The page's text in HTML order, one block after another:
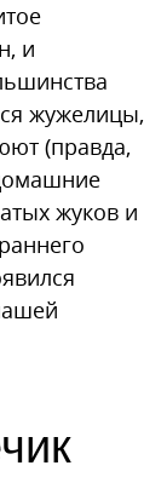
и
жужелицы,
(правда,
жуков и